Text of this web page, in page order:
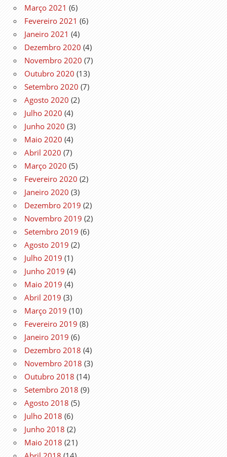
Março 2021 (6)
Fevereiro 2021 (6)
Janeiro 2021 (4)
Dezembro 2020 (4)
Novembro 2020 (7)
Outubro 2020 (13)
Setembro 2020 (7)
Agosto 2020 (2)
Julho 2020 (4)
Junho 2020 (3)
Maio 2020 (4)
Abril 2020 (7)
Março 2020 (5)
Fevereiro 2020 (2)
Janeiro 2020 (3)
Dezembro 2019 (2)
Novembro 2019 (2)
Setembro 2019 (6)
Agosto 2019 (2)
Julho 2019 (1)
Junho 2019 (4)
Maio 2019 (4)
Abril 2019 (3)
Março 2019 (10)
Fevereiro 2019 (8)
Janeiro 2019 (6)
Dezembro 2018 (4)
Novembro 2018 (3)
Outubro 2018 (14)
Setembro 2018 (9)
Agosto 2018 (5)
Julho 2018 (6)
Junho 2018 (2)
Maio 2018 (21)